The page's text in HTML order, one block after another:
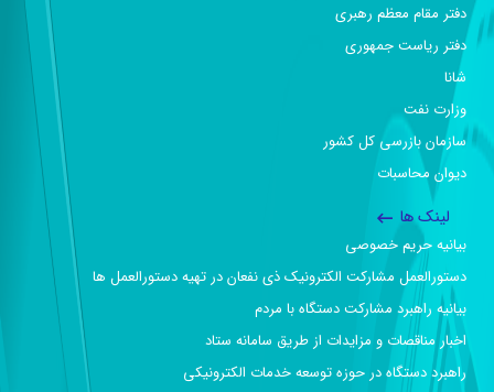
دفتر مقام معظم رهبری
دفتر ریاست جمهوری
شانا
وزارت نفت
سازمان بازرسی کل کشور
دیوان محاسبات
لینک ها
بیانیه حریم خصوصی
دستورالعمل مشارکت الکترونیک ذی نفعان در تهیه دستورالعمل ها
بیانیه راهبرد مشارکت دستگاه با مردم
اخبار مناقصات و مزایدات از طریق سامانه ستاد
راهبرد دستگاه در حوزه توسعه خدمات الکترونیکی